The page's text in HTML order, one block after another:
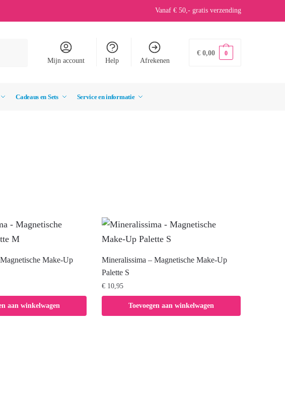
Vanaf € 50,- gratis verzending
Mijn account Help Afrekenen
€ 0,00 0
Cadeaus en Sets Service en informatie
Make-Up
aan winkelwagen
Mineralissima – Magnetische Make-Up
Palette S
€ 10,95
Toevoegen aan winkelwagen